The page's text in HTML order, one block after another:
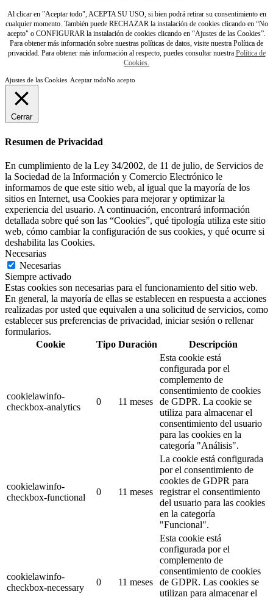
Al clicar en "Aceptar todo", ACEPTA SU USO, si bien podrá retirar su consentimiento en
cualquier momento. También puede RECHAZAR la instalación de cookies clicando en “No
acepto" o CONFIGURAR la instalación de cookies clicando en “Ajustes de las Cookies”.
Para obtener más información sobre nuestras políticas de datos, visite nuestra Política de
privacidad. Para obtener más información al respecto, puedes consultar nuestra Política de
Cookies.
Ajustes de las Cookies Aceptar todoNo acepto
Cerrar
Resumen de Privacidad
En cumplimiento de la Ley 34/2002, de 11 de julio, de Servicios de
la Sociedad de la Información y Comercio Electrónico le
informamos de que este sitio web, al igual que la mayoría de los
sitios en Internet, usa Cookies para mejorar y optimizar la
experiencia del usuario. A continuación, encontrará información
detallada sobre qué son las “Cookies”, qué tipología utiliza este sitio
web, cómo cambiar la configuración de sus cookies, y qué ocurre si
deshabilita las Cookies.
Necesarias
Necesarias
Siempre activado
Estas cookies son necesarias para el funcionamiento del sitio web.
En general, la mayoría de ellas se establecen en respuesta a acciones
realizadas por usted que equivalen a una solicitud de servicios, como
establecer sus preferencias de privacidad, iniciar sesión o rellenar
formularios.
Cookie
Tipo Duración Descripción
cookielawinfo-
checkbox-analytics
0 11 meses
Esta cookie está
configurada por el
complemento de
consentimiento de cookies
de GDPR. La cookie se
utiliza para almacenar el
consentimiento del usuario
para las cookies en la
categoría "Análisis".
cookielawinfo-
checkbox-functional
0 11 meses
La cookie está configurada
por el consentimiento de
cookies de GDPR para
registrar el consentimiento
del usuario para las cookies
en la categoría
"Funcional".
cookielawinfo-
checkbox-necessary
0 11 meses
Esta cookie está
configurada por el
complemento de
consentimiento de cookies
de GDPR. Las cookies se
utilizan para almacenar el